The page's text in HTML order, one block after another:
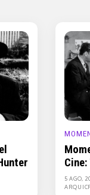
5 AGO,